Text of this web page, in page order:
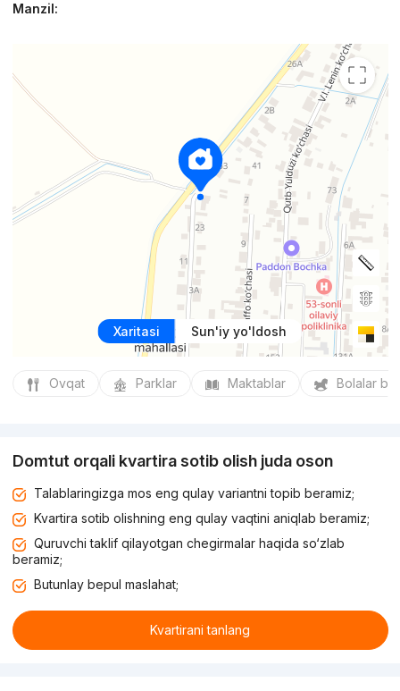
Manzil:
Xaritasi Sun'iy yo'ldosh
Ovqat Parklar Maktablar Bolalar
Domtut orqali kvartira sotib olish juda oson
Talablaringizga mos eng qulay variantni topib beramiz;
Kvartira sotib olishning eng qulay vaqtini aniqlab beramiz;
Quruvchi taklif qilayotgan chegirmalar haqida so‘zlab
beramiz;
Butunlay bepul maslahat;
Kvartirani tanlang